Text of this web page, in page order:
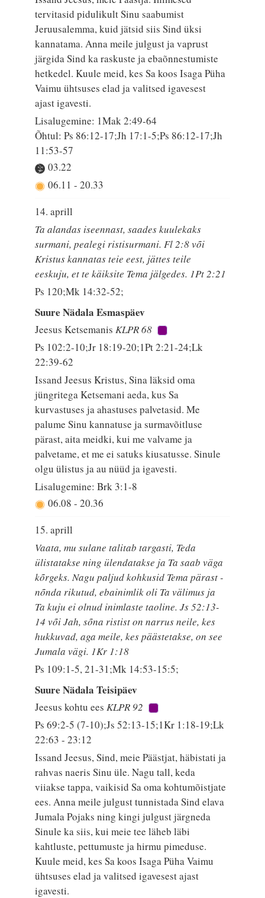
tervitasid pidulikult Sinu saabumist
Jeruusalemma, kuid jätsid siis Sind üksi
kannatama. Anna meile julgust ja vaprust
järgida Sind ka raskuste ja ebaõnnestumiste
hetkedel. Kuule meid, kes Sa koos Isaga Püha
Vaimu ühtsuses elad ja valitsed igavesest
ajast igavesti.
Lisalugemine: 1Mak 2:49-64
Õhtul: Ps 86:12-17;Jh 17:1-5;Ps 86:12-17;Jh
11:53-57
03.22
06.11-20.33
14. aprill
Ta alandas iseennast, saades kuulekaks
surmani, pealegi ristisurmani. Fl 2:8 või
Kristus kannatas teie eest, jättes teile
eeskuju, et te käiksite Tema jälgedes. 1Pt 2:21
Ps 120;Mk 14:32-52;
Suure Nädala Esmaspäev
Jeesus Ketsemanis KLPR 68
Ps 102:2-10;Jr 18:19-20;1Pt 2:21-24;Lk
22:39-62
Issand Jeesus Kristus, Sina läksid oma
jüngritega Ketsemani aeda, kus Sa
kurvastuses ja ahastuses palvetasid. Me
palume Sinu kannatuse ja surmavõitluse
pärast, aita meidki, kui me valvame ja
palvetame, et me ei satuks kiusatusse. Sinule
olgu ülistus ja au nüüd ja igavesti.
Lisalugemine: Brk 3:1-8
06.08-20.36
15. aprill
Vaata, mu sulane talitab targasti, Teda
ülistatakse ning ülendatakse ja Ta saab väga
kõrgeks. Nagu paljud kohkusid Tema pärast -
nõnda rikutud, ebainimlik oli Ta välimus ja
Ta kuju ei olnud inimlaste taoline. Js 52:13-
14 või Jah, sõna ristist on narrus neile, kes
hukkuvad, aga meile, kes päästetakse, on see
Jumala vägi. 1Kr 1:18
Ps 109:1-5, 21-31;Mk 14:53-15:5;
Suure Nädala Teisipäev
Jeesus kohtu ees KLPR 92
Ps 69:2-5 (7-10);Js 52:13-15;1Kr 1:18-19;Lk
22:63 - 23:12
Issand Jeesus, Sind, meie Päästjat, häbistati ja
rahvas naeris Sinu üle. Nagu tall, keda
viiakse tappa, vaikisid Sa oma kohtumõistjate
ees. Anna meile julgust tunnistada Sind elava
Jumala Pojaks ning kingi julgust järgneda
Sinule ka siis, kui meie tee läheb läbi
kahtluste, pettumuste ja hirmu pimeduse.
Kuule meid, kes Sa koos Isaga Püha Vaimu
ühtsuses elad ja valitsed igavesest ajast
igavesti.